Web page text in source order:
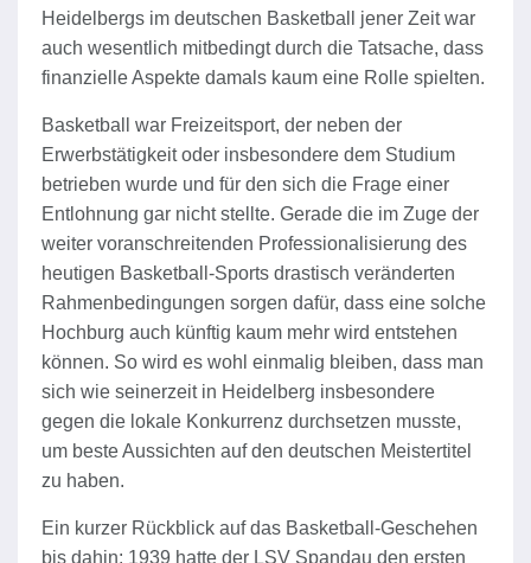
Heidelbergs im deutschen Basketball jener Zeit war
auch wesentlich mitbedingt durch die Tatsache, dass
finanzielle Aspekte damals kaum eine Rolle spielten.
Basketball war Freizeitsport, der neben der
Erwerbstätigkeit oder insbesondere dem Studium
betrieben wurde und für den sich die Frage einer
Entlohnung gar nicht stellte. Gerade die im Zuge der
weiter voranschreitenden Professionalisierung des
heutigen Basketball-Sports drastisch veränderten
Rahmenbedingungen sorgen dafür, dass eine solche
Hochburg auch künftig kaum mehr wird entstehen
können. So wird es wohl einmalig bleiben, dass man
sich wie seinerzeit in Heidelberg insbesondere
gegen die lokale Konkurrenz durchsetzen musste,
um beste Aussichten auf den deutschen Meistertitel
zu haben.
Ein kurzer Rückblick auf das Basketball-Geschehen
bis dahin: 1939 hatte der LSV Spandau den ersten